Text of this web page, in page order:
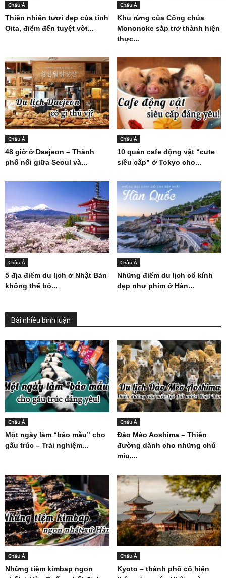
Châu Á
Thiên nhiên tươi đẹp của tỉnh
Oita, điểm đến tuyệt vời...
Châu Á
Khu rừng của Công chúa
Mononoke sắp trở thành hiện
thực...
Châu Á
48 giờ ở Daejeon – Thành
phố nối giữa Seoul và...
Châu Á
10 quán cafe động vật “cute
siêu cấp” ở Tokyo cho...
Châu Á
5 địa điểm du lịch ở Nhật Bản
không thể bỏ...
Châu Á
Những điểm du lịch cổ kính
đẹp như phim ở Hàn...
Bài nhiều bình luận
Châu Á
Một ngày làm “bảo mẫu” cho
gấu trúc – Trải nghiệm...
Châu Á
Đảo Mèo Aoshima – Thiên
đường dành cho những chú
miu,...
Châu Á
Những tiệm kimbap ngon
Châu Á
Kyoto – thành phố cổ hiện